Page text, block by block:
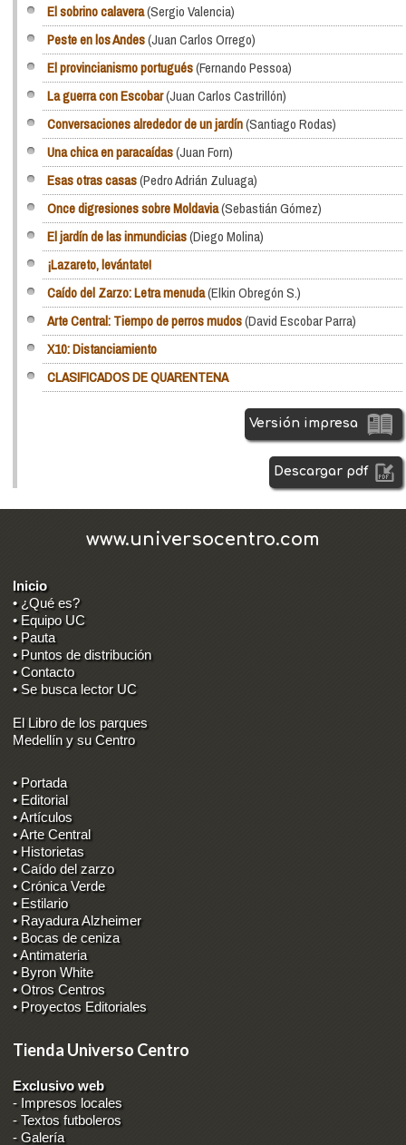
El sobrino calavera(Sergio Valencia)
Peste en los Andes(Juan Carlos Orrego)
El provincianismo portugués(Fernando Pessoa)
La guerra con Escobar(Juan Carlos Castrillón)
Conversaciones alrededor de un jardín(Santiago Rodas)
Una chica en paracaídas(Juan Forn)
Esas otras casas(Pedro Adrián Zuluaga)
Once digresiones sobre Moldavia(Sebastián Gómez)
El jardín de las inmundicias(Diego Molina)
¡Lazareto, levántate!
Caído del Zarzo: Letra menuda(Elkin Obregón S.)
Arte Central: Tiempo de perros mudos(David Escobar Parra)
X10: Distanciamiento
CLASIFICADOS DE QUARENTENA
Versión impresa
Descargar pdf
www.universocentro.com
Inicio
• ¿Qué es?
• Equipo UC
• Pauta
• Puntos de distribución
• Contacto
• Se busca lector UC
El Libro de los parques
Medellín y su Centro
• Portada
• Editorial
• Artículos
• Arte Central
• Historietas
• Caído del zarzo
• Crónica Verde
• Estilario
• Rayadura Alzheimer
• Bocas de ceniza
• Antimateria
• Byron White
• Otros Centros
• Proyectos Editoriales
Tienda Universo Centro
Exclusivo web
- Impresos locales
-Textos futboleros
-Galería